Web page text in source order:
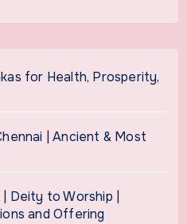
for Health, Prosperity,
| Ancient & Most
Deity to Worship |
and Offering